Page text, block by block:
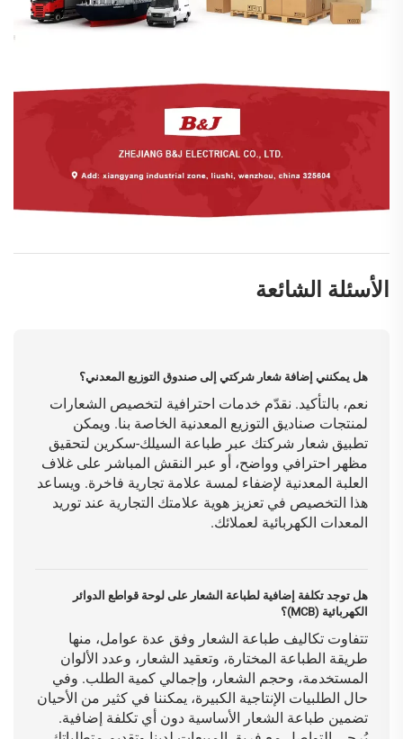
الأسئلة الشائعة
هل يمكنني إضافة شعار شركتي إلى صندوق التوزيع المعدني؟
نعم، بالتأكيد. نقدّم خدمات احترافية لتخصيص الشعارات
لمنتجات صناديق التوزيع المعدنية الخاصة بنا. ويمكن
تطبيق شعار شركتك عبر طباعة السيلك-سكرين لتحقيق
مظهر احترافي وواضح، أو عبر النقش المباشر على غلاف
العلبة المعدنية لإضفاء لمسة علامة تجارية فاخرة. ويساعد
هذا التخصيص في تعزيز هوية علامتك التجارية عند توريد
المعدات الكهربائية لعملائك.
هل توجد تكلفة إضافية لطباعة الشعار على لوحة قواطع الدوائر
الكهربائية (MCB)؟
تتفاوت تكاليف طباعة الشعار وفق عدة عوامل، منها
طريقة الطباعة المختارة، وتعقيد الشعار، وعدد الألوان
المستخدمة، وحجم الشعار، وإجمالي كمية الطلب. وفي
حال الطلبيات الإنتاجية الكبيرة، يمكننا في كثير من الأحيان
تضمين طباعة الشعار الأساسية دون أي تكلفة إضافية.